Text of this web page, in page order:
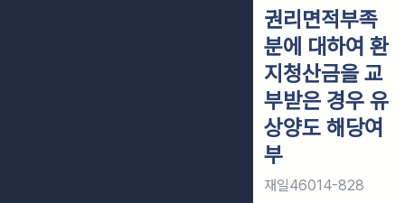
권리면적부족
분에 대하여 환
지청산금을 교
부받은 경우 유
상양도 해당여
부
재일46014-828